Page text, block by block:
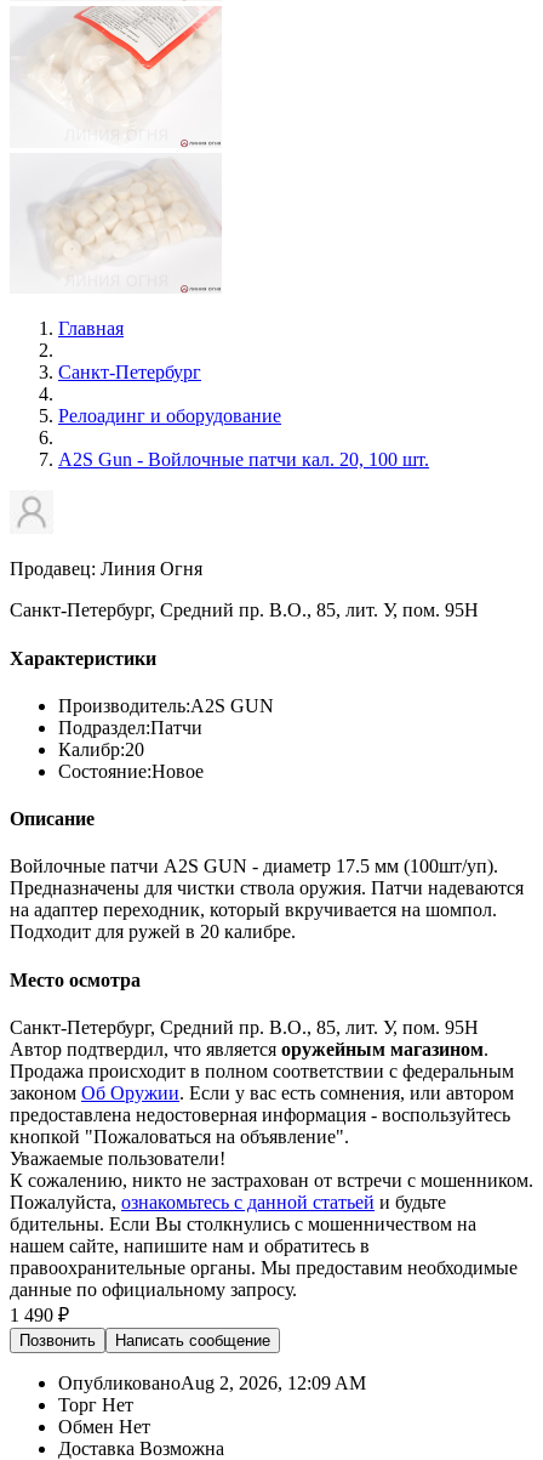
Главная
Санкт-Петербург
Релоадинг и оборудование
A2S Gun - Войлочные патчи кал. 20, 100 шт.
Продавец: Линия Огня
Санкт-Петербург, Средний пр. В.О., 85, лит. У, пом. 95Н
Характеристики
Производитель:A2S GUN
Подраздел:Патчи
Калибр:20
Состояние:Новое
Описание
Войлочные патчи A2S GUN - диаметр 17.5 мм (100шт/уп).
Предназначены для чистки ствола оружия. Патчи надеваются
на адаптер переходник, который вкручивается на шомпол.
Подходит для ружей в 20 калибре.
Место осмотра
Санкт-Петербург, Средний пр. В.О., 85, лит. У, пом. 95Н
Автор подтвердил, что является оружейным магазином.
Продажа происходит в полном соответствии с федеральным
законом Об Оружии. Если у вас есть сомнения, или автором
предоставлена недостоверная информация - воспользуйтесь
кнопкой "Пожаловаться на объявление".
Уважаемые пользователи!
К сожалению, никто не застрахован от встречи с мошенником.
Пожалуйста, ознакомьтесь с данной статьей и будьте
бдительны. Если Вы столкнулись с мошенничеством на
нашем сайте, напишите нам и обратитесь в
правоохранительные органы. Мы предоставим необходимые
данные по официальному запросу.
1 490 ₽
Позвонить Написать сообщение
ОпубликованоAug 2, 2026, 12:09 AM
Торг Нет
Обмен Нет
Доставка Возможна